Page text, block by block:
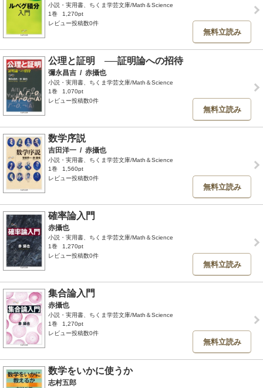
小説・実用書、ちくま学芸文庫/Math＆Science
1巻
1,270pt
レビュー投稿数0件
無料立読み
公理と証明 ──証明論への招待
彌永昌吉 / 赤攝也
小説・実用書、ちくま学芸文庫/Math＆Science
1巻
1,070pt
レビュー投稿数0件
無料立読み
数学序説
吉田洋一 / 赤攝也
小説・実用書、ちくま学芸文庫/Math＆Science
1巻
1,560pt
レビュー投稿数0件
無料立読み
確率論入門
赤攝也
小説・実用書、ちくま学芸文庫/Math＆Science
1巻
1,270pt
レビュー投稿数0件
無料立読み
集合論入門
赤攝也
小説・実用書、ちくま学芸文庫/Math＆Science
1巻
1,270pt
レビュー投稿数0件
無料立読み
数学をいかに使うか
志村五郎